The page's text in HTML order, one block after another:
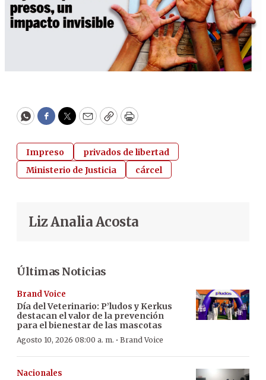
WhatsApp
Facebook
Twitter
EmailCopyPrint
Impreso
privados de libertad
Ministerio de Justicia
cárcel
Liz Analia Acosta
Últimas Noticias
Brand Voice
Día del Veterinario: P’ludos y Kerkus
destacan el valor de la prevención
para el bienestar de las mascotas
Agosto 10, 2026 08:00 a. m. · Brand Voice
Nacionales